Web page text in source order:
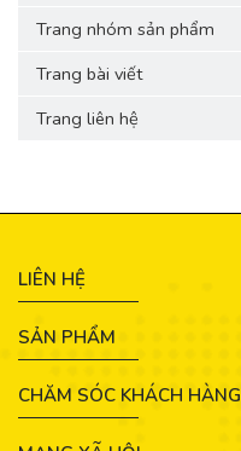
Trang nhóm sản phẩm
Trang bài viết
Trang liên hệ
LIÊN HỆ
SẢN PHẨM
CHĂM SÓC KHÁCH HÀNG